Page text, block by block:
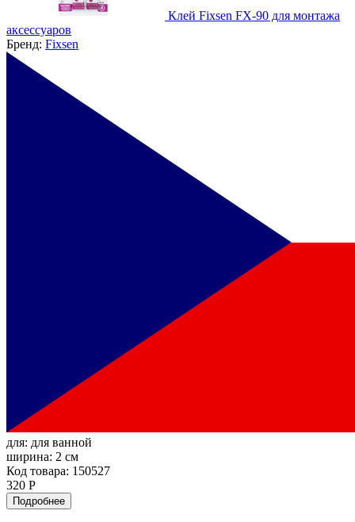
Клей Fixsen FX-90 для монтажа
аксессуаров
Бренд: Fixsen
для: для ванной
ширина: 2 см
Код товара: 150527
320 Р
Подробнее